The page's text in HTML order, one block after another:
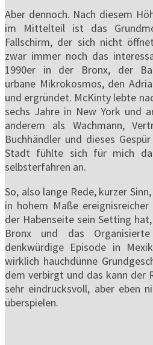
Aber dennoch. Nach diesem
im Mittelteil ist das
Fallschirm, der sich nicht
zwar immer noch das
1990er in der Bronx, der
urbane Mikrokosmos, den
und ergründet. McKinty lebte
sechs Jahre in New York und
anderem als Wachmann,
Buchhändler und dieses
Stadt fühlte sich für mich
selbsterfahren an.
So, also lange Rede, kurzer
in hohem Maße
der Habenseite sein Setting
Bronx und das
denkwürdige Episode in
wirklich hauchdünne
dem verbirgt und das kann der
sehr eindrucksvoll, aber eben
überspielen.